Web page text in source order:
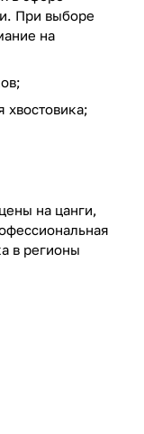
При выборе
на
хвостовика;
на цанги,
в регионы